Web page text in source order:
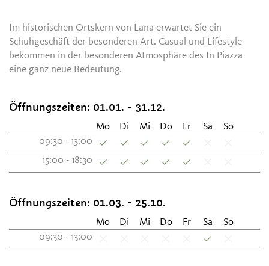
Im historischen Ortskern von Lana erwartet Sie ein
Schuhgeschäft der besonderen Art. Casual und Lifestyle
bekommen in der besonderen Atmosphäre des In Piazza
eine ganz neue Bedeutung.
Öffnungszeiten: 01.01. - 31.12.
Mo Di Mi Do Fr Sa
So
09:30 - 13:00
15:00 - 18:30
Öffnungszeiten: 01.03. - 25.10.
Mo Di Mi Do Fr Sa
So
09:30 - 13:00